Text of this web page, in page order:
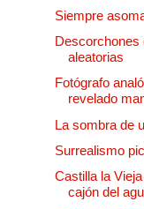
Siempre
Descorchones
aleatorias
Fotógrafo
revelado
La sombra de
Surrealismo
Castilla la
cajón del